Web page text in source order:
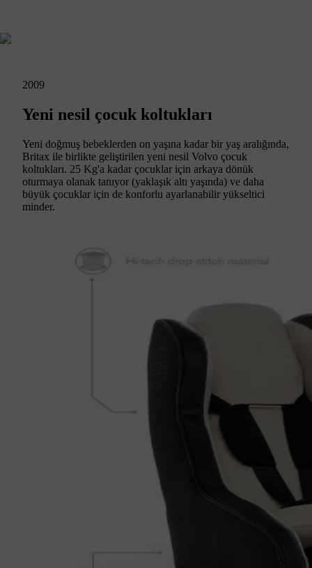
2009
Yeni nesil çocuk koltukları
Yeni doğmuş bebeklerden on yaşına kadar bir yaş aralığında,
Britax ile birlikte geliştirilen yeni nesil Volvo çocuk
koltukları. 25 Kg'a kadar çocuklar için arkaya dönük
oturmaya olanak tanıyor (yaklaşık altı yaşında) ve daha
büyük çocuklar için de konforlu ayarlanabilir yükseltici
minder.